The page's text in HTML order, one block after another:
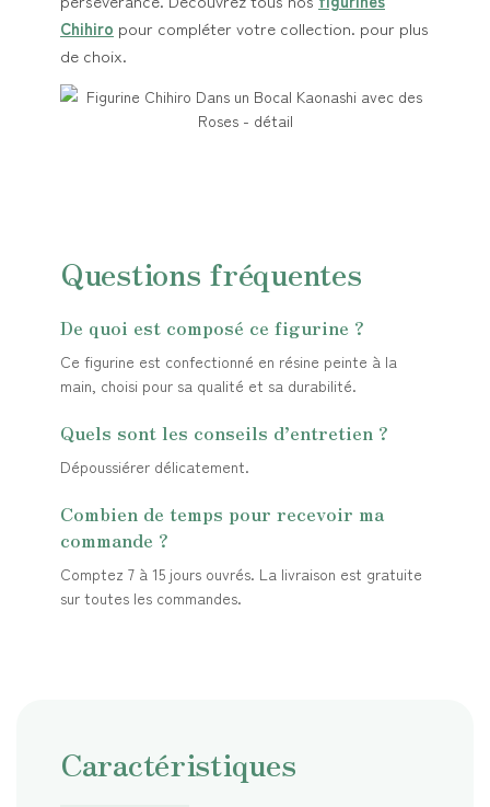
Chihiro pour compléter votre collection. pour plus
de choix.
Questions fréquentes
De quoi est composé ce figurine ?
Ce figurine est confectionné en résine peinte à la
main, choisi pour sa qualité et sa durabilité.
Quels sont les conseils d’entretien ?
Dépoussiérer délicatement.
Combien de temps pour recevoir ma
commande ?
Comptez 7 à 15 jours ouvrés. La livraison est gratuite
sur toutes les commandes.
Caractéristiques